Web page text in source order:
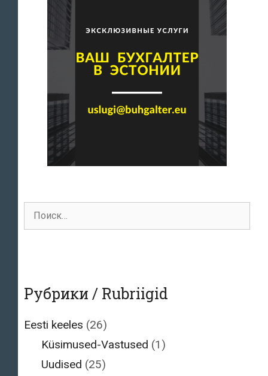
Поиск
для:
Рубрики / Rubriigid
Eesti keeles (26)
Küsimused-Vastused (1)
Uudised (25)